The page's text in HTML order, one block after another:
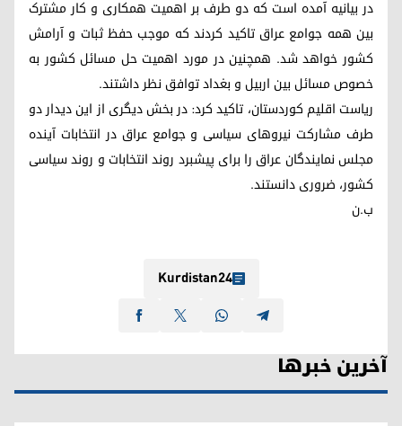
در بیانیه آمده است که دو طرف بر اهمیت همکاری و کار مشترک
بین همه جوامع عراق تاکید کردند که موجب حفظ ثبات و آرامش
کشور خواهد شد. همچنین در مورد اهمیت حل مسائل کشور به
خصوص مسائل بین اربیل و بغداد توافق نظر داشتند.
ریاست اقلیم کوردستان، تاکید کرد: در بخش دیگری از این دیدار دو
طرف مشارکت نیروهای سیاسی و جوامع عراق در انتخابات آینده
مجلس نمایندگان عراق را برای پیشبرد روند انتخابات و روند سیاسی
کشور، ضروری دانستند.
ب.ن
Kurdistan24
آخرین خبرها